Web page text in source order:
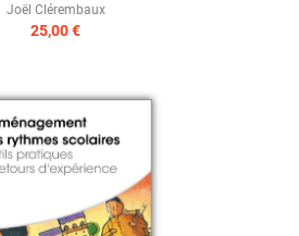
Joël Clérembaux
25,00 €